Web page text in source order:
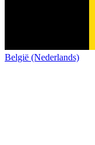
België (Nederlands)